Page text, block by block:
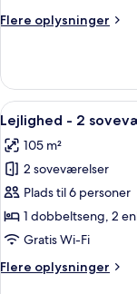
(5
child)
Flere oplysninger
Flere
-
soveværelser
adult
+
child)
Indlæs
alle
billeder
af
Lejlighed
-
2
(6
11
Lejlighed - 2
105 m²
2 soveværelser
Plads til 6 personer
1 dobbeltseng, 2
Gratis Wi-Fi
Flere oplysninger
Flere